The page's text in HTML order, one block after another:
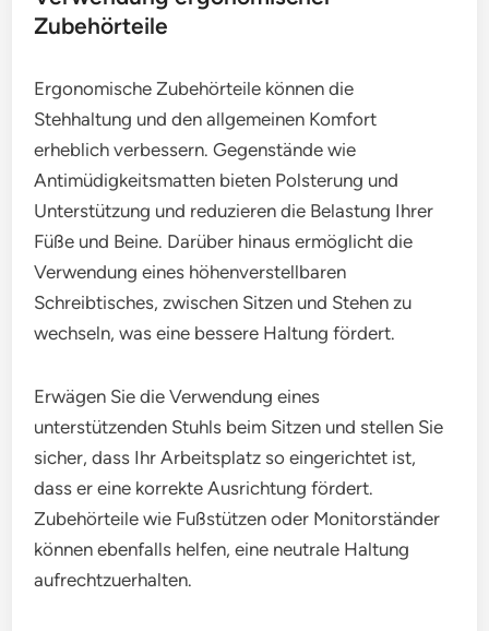
Zubehörteile
Ergonomische Zubehörteile können die
Stehhaltung und den allgemeinen Komfort
erheblich verbessern. Gegenstände wie
Antimüdigkeitsmatten bieten Polsterung und
Unterstützung und reduzieren die Belastung Ihrer
Füße und Beine. Darüber hinaus ermöglicht die
Verwendung eines höhenverstellbaren
Schreibtisches, zwischen Sitzen und Stehen zu
wechseln, was eine bessere Haltung fördert.
Erwägen Sie die Verwendung eines
unterstützenden Stuhls beim Sitzen und stellen Sie
sicher, dass Ihr Arbeitsplatz so eingerichtet ist,
dass er eine korrekte Ausrichtung fördert.
Zubehörteile wie Fußstützen oder Monitorständer
können ebenfalls helfen, eine neutrale Haltung
aufrechtzuerhalten.